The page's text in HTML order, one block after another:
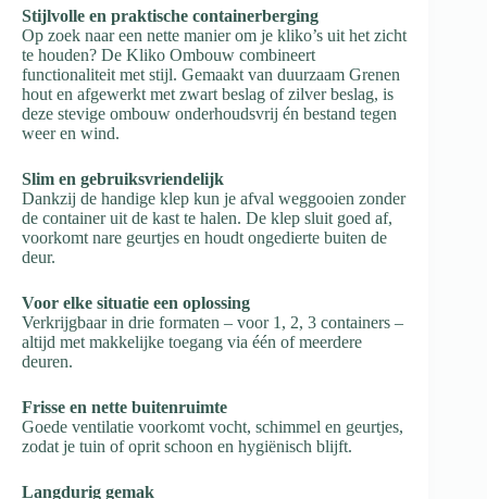
Stijlvolle en praktische containerberging
Op zoek naar een nette manier om je kliko’s uit het zicht
te houden? De Kliko Ombouw combineert
functionaliteit met stijl. Gemaakt van duurzaam Grenen
hout en afgewerkt met zwart beslag of zilver beslag, is
deze stevige ombouw onderhoudsvrij én bestand tegen
weer en wind.
Slim en gebruiksvriendelijk
Dankzij de handige klep kun je afval weggooien zonder
de container uit de kast te halen. De klep sluit goed af,
voorkomt nare geurtjes en houdt ongedierte buiten de
deur.
Voor elke situatie een oplossing
Verkrijgbaar in drie formaten – voor 1, 2, 3 containers –
altijd met makkelijke toegang via één of meerdere
deuren.
Frisse en nette buitenruimte
Goede ventilatie voorkomt vocht, schimmel en geurtjes,
zodat je tuin of oprit schoon en hygiënisch blijft.
Langdurig gemak